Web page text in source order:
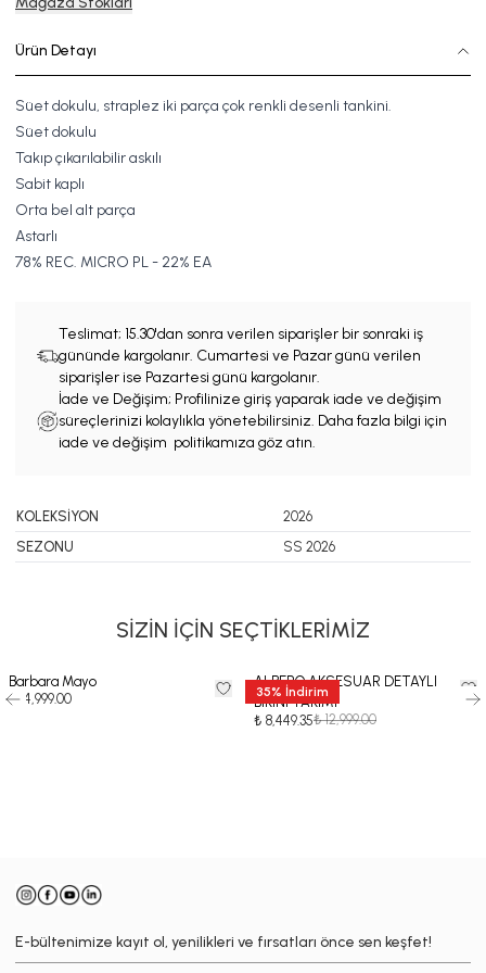
Ürün Detayı
Süet dokulu, straplez iki parça çok renkli desenli tankini.
Süet dokulu
Takıp çıkarılabilir askılı
Sabit kaplı
Orta bel alt parça
Astarlı
78% REC. MICRO PL - 22% EA
Teslimat; 15.30'dan sonra verilen siparişler bir sonraki iş
gününde kargolanır. Cumartesi ve Pazar günü verilen
siparişler ise Pazartesi günü kargolanır.
İade ve Değişim; Profilinize giriş yaparak iade ve değişim
süreçlerinizi kolaylıkla yönetebilirsiniz. Daha fazla bilgi için
iade ve değişim politikamıza göz atın.
KOLEKSİYON
2026
SEZONU
SS 2026
SİZİN İÇİN SEÇTİKLERİMİZ
Barbara Mayo
₺ 14,999.00
35% İndirim
ALBERO AKSESUAR DETAYLI
BİKİNİ TAKIMI
₺ 8,449.35₺ 12,999.00
E-bültenimize kayıt ol, yenilikleri ve fırsatları önce sen keşfet!